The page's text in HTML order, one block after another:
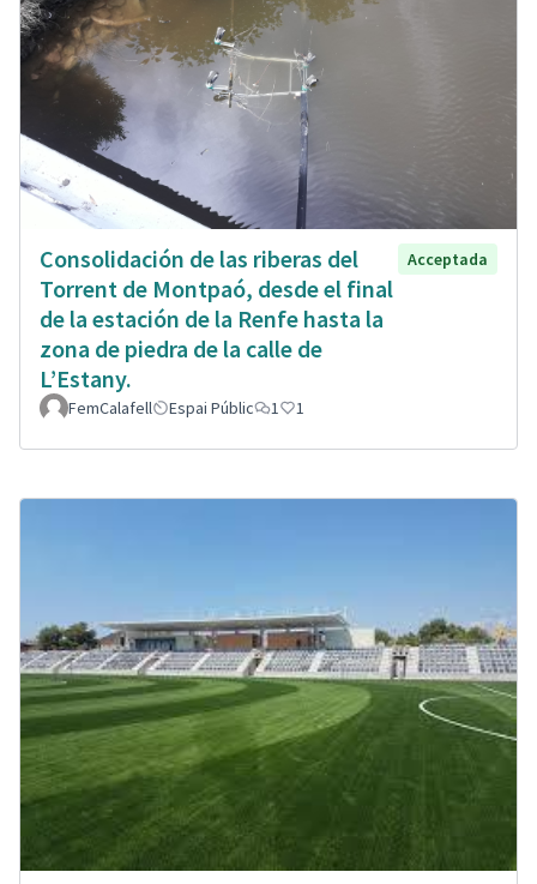
Consolidación de las riberas del
Torrent de Montpaó, desde el final
de la estación de la Renfe hasta la
zona de piedra de la calle de
L’Estany.
Acceptada
FemCalafell Espai Públic 1 1